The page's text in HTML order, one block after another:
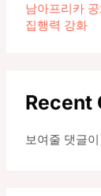
남아프리카
집행력 강화
Recent
보여줄 댓글